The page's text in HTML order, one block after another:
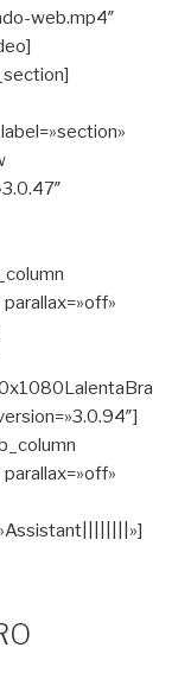
web.mp4″